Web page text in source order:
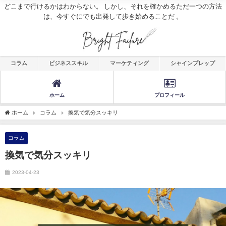
どこまで行けるかはわからない。 しかし、それを確かめるただ一つの方法
は、今すぐにでも出発して歩き始めることだ 。
コラム ビジネススキル マーケティング シャインプレップ
ホーム プロフィール
ホーム コラム 換気で気分スッキリ
コラム
換気で気分スッキリ
2023-04-23